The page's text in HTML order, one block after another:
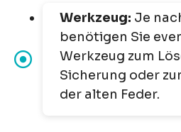
Werkzeug: Je
benötigen Sie
Werkzeug zum
Sicherung oder
der alten Feder.